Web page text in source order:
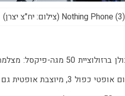
Nothing Phone (3) (צילום: יח"צ יצרן)